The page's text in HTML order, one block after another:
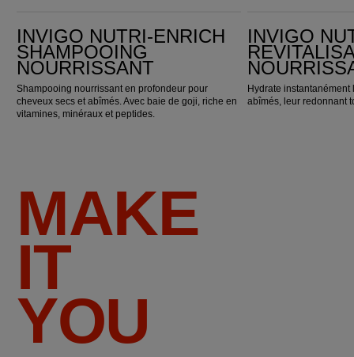
INVIGO NUTRI-ENRICH
SHAMPOOING
NOURRISSANT
Shampooing nourrissant en profondeur pour
cheveux secs et abîmés. Avec baie de goji, riche en
vitamines, minéraux et peptides.
INVIGO
Hydrate
abîmés, leur redonnant
MAKE
IT
YOU